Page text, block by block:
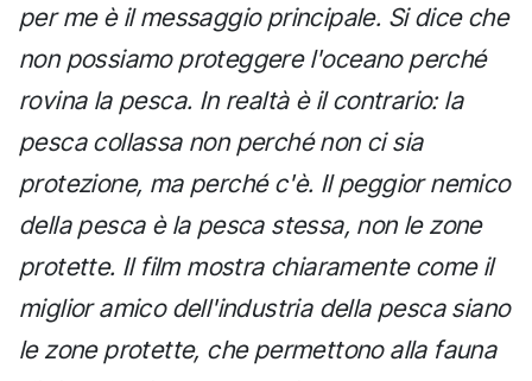
per me è il messaggio principale. Si dice che
non possiamo proteggere l'oceano perché
rovina la pesca. In realtà è il contrario: la
pesca collassa non perché non ci sia
protezione, ma perché c'è. Il peggior nemico
della pesca è la pesca stessa, non le zone
protette. Il film mostra chiaramente come il
miglior amico dell'industria della pesca siano
le zone protette, che permettono alla fauna